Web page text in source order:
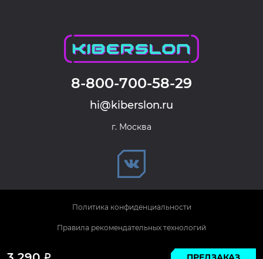
Р
8-800-700-58-29
hi@kiberslon.ru
г. Москва
© 2026 KIBERSLON. Все права защищены.
Политика конфиденциальности
Правила рекомендательных технологий